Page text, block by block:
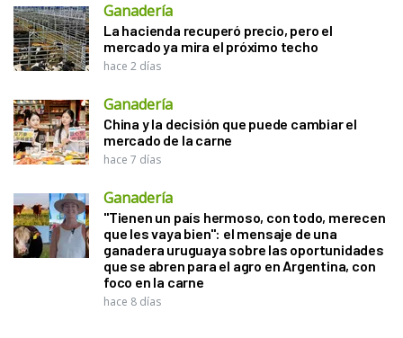
Ganadería
La hacienda recuperó precio, pero el
mercado ya mira el próximo techo
hace 2 días
Ganadería
China y la decisión que puede cambiar el
mercado de la carne
hace 7 días
Ganadería
"Tienen un país hermoso, con todo, merecen
que les vaya bien": el mensaje de una
ganadera uruguaya sobre las oportunidades
que se abren para el agro en Argentina, con
foco en la carne
hace 8 días